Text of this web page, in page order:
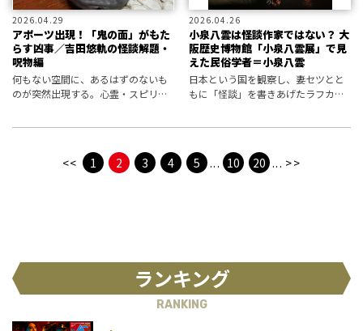
2026.04.29
アポーツ出現！「鬼の面」がもた
らす凶事／吉田悠軌の怪談解題・
呪物編
何もない空間に、あるはずのないも
のが突然出現する。心霊・スピリチ
そうとばかりいいきれないこともあ
2026.04.26
小泉八雲は怪談作家ではない？ 大
阪歴史博物館「小泉八雲展」で見
えた民俗学者＝小泉八雲
日本という国を観察し、妻セツとと
もに「怪談」を書きあげたラフカデ
<< 1 2 3 4 5 ... 10 20 ... >>
ランキング
RANKING